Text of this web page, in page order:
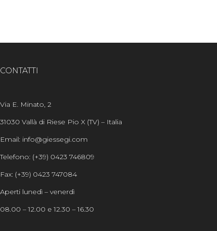
CONTATTI
Via E. Minato, 2
31030 Vallà di Riese Pio X (TV) – Italia
Email: info@giessegi.com
Telefono: (+39) 0423 746809
Fax: (+39) 0423 747084
Aperti lunedì – venerdì
08.00 – 12.00 e 12.30 – 16.30